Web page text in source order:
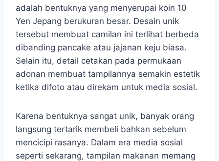
adalah bentuknya yang menyerupai koin 10
Yen Jepang berukuran besar. Desain unik
tersebut membuat camilan ini terlihat berbeda
dibanding pancake atau jajanan keju biasa.
Selain itu, detail cetakan pada permukaan
adonan membuat tampilannya semakin estetik
ketika difoto atau direkam untuk media sosial.
Karena bentuknya sangat unik, banyak orang
langsung tertarik membeli bahkan sebelum
mencicipi rasanya. Dalam era media sosial
seperti sekarang, tampilan makanan memang